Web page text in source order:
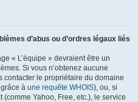
d’abus ou d’ordres légaux liés
« L’équipe » devraient être un
Si vous n’obtenez aucune
contacter le propriétaire du domaine
à une requête WHOIS), ou, si
Yahoo, Free, etc.), le service